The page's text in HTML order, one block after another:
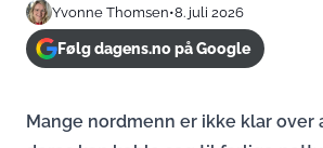
Yvonne Thomsen•8. juli 2026
Følg dagens.no på Google
Mange nordmenn er ikke klar over